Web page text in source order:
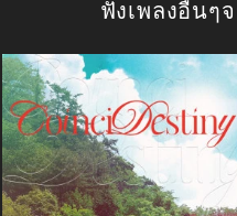
ฟังเพลงอื่นๆ